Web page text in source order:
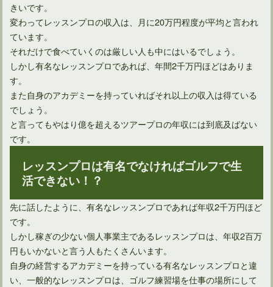
ゴルフを始めて90を切ることができる割合って何パーセント？
ゴルファー人口の中で90切りできる人の割合はどのくらい？
きいです。
変わってレッスンプロの収入は、月に20万円程度が平均と言われ
ています。
それだけで食べていくのは厳しい人も中にはいるでしょう。
しかし有名なレッスンプロであれば、年間2千万円ほどはありま
す。
また自身のアカデミーを持っていればそれ以上の収入は得ている
でしょう。
と言ってもやはり億を超えるツアープロの年収には到底及ばない
です。
レッスンプロは有名でなければゴルフで生
活できない！？
先に話したように、有名なレッスンプロであれば年収2千万円ほど
です。
しかし稼ぎの少ない個人事業主であるレッスンプロは、年収2百万
円もいかないと言う人もたくさんいます。
自身の経営するアカデミーを持っている有名なレッスンプロと違
い、一般的なレッスンプロは、ゴルフ練習場を仕事の場所にして